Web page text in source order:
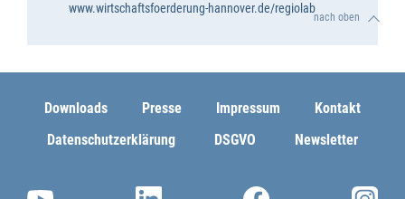
www.wirtschaftsfoerderung-hannover.de/regiolab
nach oben
Downloads Presse Impressum
Kontakt
Datenschutzerklärung
DSGVO Newsletter